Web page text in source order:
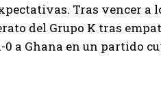
Tras vencer a
del Grupo K tras
a Ghana en un partido